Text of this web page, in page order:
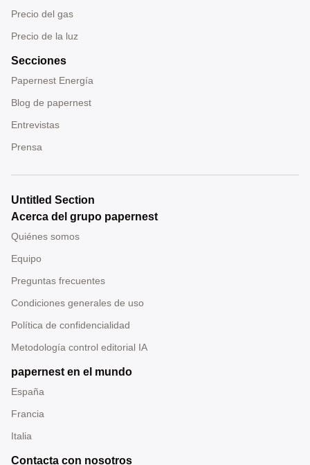
Precio del gas
Precio de la luz
Secciones
Papernest Energía
Blog de papernest
Entrevistas
Prensa
Untitled Section
Acerca del grupo papernest
Quiénes somos
Equipo
Preguntas frecuentes
Condiciones generales de uso
Política de confidencialidad
Metodología control editorial IA
papernest en el mundo
España
Francia
Italia
Contacta con nosotros